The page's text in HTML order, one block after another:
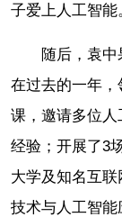
子爱上人工智能
随后，袁中
在过去的一年
课，邀请多位
经验；开展了3
大学及知名互
技术与人工智